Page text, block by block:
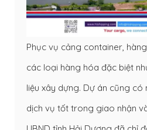
Phục vụ cảng container,
các loại hàng hóa đặc biệt
liệu xây dựng. Dự án cũng có
dịch vụ tốt trong giao nhận